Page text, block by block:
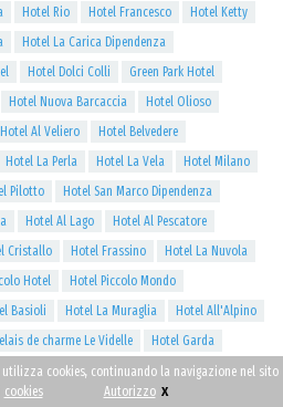
Hotel Rio Hotel Francesco
Hotel Ketty
Hotel La Carica Dipendenza
Hotel Dolci Colli
Green Park Hotel
Hotel Nuova Barcaccia
Hotel Olioso
Hotel Al Veliero
Hotel Belvedere
Hotel La Perla Hotel La Vela
Hotel Milano
Pilotto
Hotel San Marco Dipendenza
Hotel Al Lago
Hotel Al Pescatore
Cristallo Hotel Frassino
Hotel La Nuvola
Hotel
Hotel Piccolo Mondo
Basioli Hotel La Muraglia
Hotel All'Alpino
de charme Le Videlle
Hotel Garda
Liberty Hotel Kristal Palace
Hotel Oasi
Villa Enrica Feel Good Hotel Hotel Villa Nicolli
cookies, continuando la navigazione nel sito
cookies Autorizzo x